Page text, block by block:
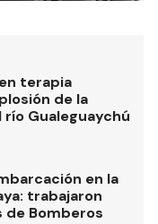
terapia
de la
Gualeguaychú
en la
trabajaron
Bomberos